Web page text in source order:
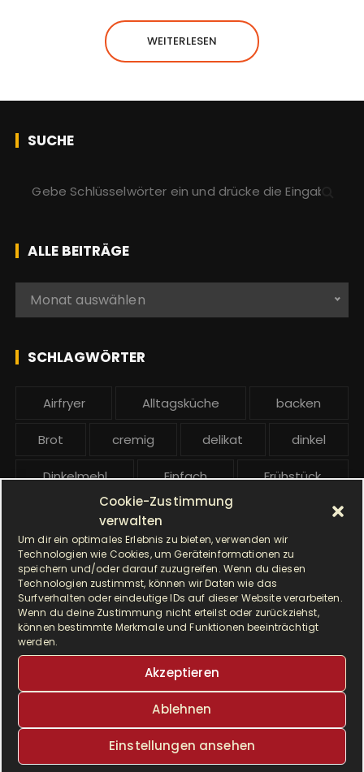
Cookie-Zustimmung
verwalten
Um dir ein optimales Erlebnis zu bieten, verwenden wir
Technologien wie Cookies, um Geräteinformationen zu
speichern und/oder darauf zuzugreifen. Wenn du diesen
Technologien zustimmst, können wir Daten wie das
Surfverhalten oder eindeutige IDs auf dieser Website verarbeiten.
Wenn du deine Zustimmung nicht erteilst oder zurückziehst,
können bestimmte Merkmale und Funktionen beeinträchtigt
werden.
Akzeptieren
Ablehnen
Einstellungen ansehen
WEITERLESEN
SUCHE
h
e
n
c
:
ALLE BEITRÄGE
e
ä
Monat auswählen
SCHLAGWÖRTER
Airfryer Alltagsküche backen
Brot cremig delikat dinkel
Dinkelmehl Einfach Frühstück
Hauptgericht Hefe Hefeteig
HP5031 HP 5031
I Prep & Cook Gourmet kochen
Krups Krups Master Perfect Gourmet
Krups Prep & Cook
Krups Prep & Cook Rezepte
Krups Prep and Cook